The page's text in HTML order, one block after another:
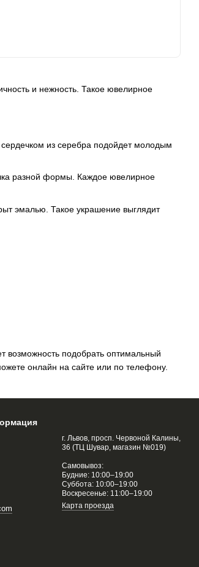
и нежность. Такое ювелирное
из серебра подойдет молодым
разной формы. Каждое ювелирное
эмалью. Такое украшение выглядит
возможность подобрать оптимальный
онлайн на сайте или по телефону.
г. Львов, просп. Червоной Калины,
36 (ТЦ Шувар, магазин №019)
Самовывоз:
Будние: 10:00–19:00
Суббота: 10:00–19:00
Воскресенье: 11:00–19:00
Карта проезда